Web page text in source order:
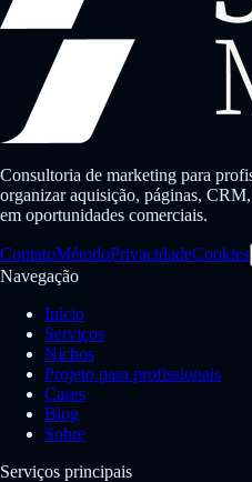
Consultoria de marketing para
organizar aquisição, páginas,
em oportunidades comerciais.
ContatoMétodoPrivacidadeCookies
Navegação
Início
Serviços
Nichos
Projeto para profissionais
Cases
Blog
Sobre
Serviços principais